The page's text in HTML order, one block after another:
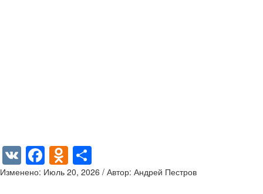
VKFacebook
Odnoklassniki
Изменено: Июль 20, 2026 / Автор: Андрей Пестров